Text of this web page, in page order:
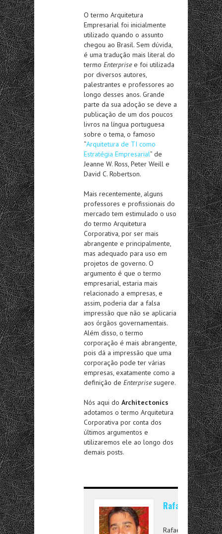
O termo Arquitetura
Empresarial foi inicialmente
utilizado quando o assunto
chegou ao Brasil. Sem dúvida,
é uma tradução mais literal do
termo Enterprisee foi utilizada
por diversos autores,
palestrantes e professores ao
longo desses anos. Grande
parte da sua adoção se deve a
publicação de um dos poucos
livros na língua portuguesa
sobre o tema, o famoso
“Arquitetura de TI como
Estratégia Empresarial” de
Jeanne W. Ross, Peter Weill e
David C. Robertson.
Mais recentemente, alguns
professores e profissionais do
mercado tem estimulado o uso
do termo Arquitetura
Corporativa, por ser mais
abrangente e principalmente,
mas adequado para uso em
projetos de governo. O
argumento é que o termo
empresarial, estaria mais
relacionado a empresas, e
assim, poderia dar a falsa
impressão que não se aplicaria
aos órgãos governamentais.
Além disso, o termo
corporação é mais abrangente,
pois dá a impressão que uma
corporação pode ter várias
empresas, exatamente como a
definição de Enterprisesugere.
Nós aqui do Architectonics
adotamos o termo Arquitetura
Corporativa por conta dos
últimos argumentos e
utilizaremos ele ao longo dos
demais posts.
Rafael Targino
Rafael Targino é